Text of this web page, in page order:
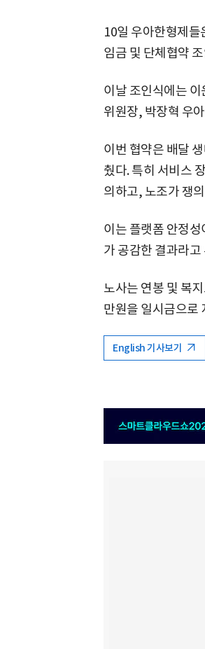
10일 우아한형제
임금 및 단체협약
이날 조인식에는
위원장, 박장혁 우
이번 협약은 배달
췄다. 특히 서비스
의하고, 노조가 쟁
이는 플랫폼 안정
가 공감한 결과라
노사는 연봉 및 복
만원을 일시금으로
English 기사보기